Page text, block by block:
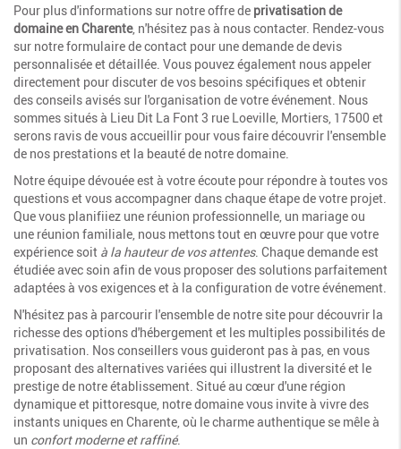
Pour plus d'informations sur notre offre de privatisation de
domaine en Charente, n'hésitez pas à nous contacter. Rendez-vous
sur notre formulaire de contact pour une demande de devis
personnalisée et détaillée. Vous pouvez également nous appeler
directement pour discuter de vos besoins spécifiques et obtenir
des conseils avisés sur l'organisation de votre événement. Nous
sommes situés à Lieu Dit La Font 3 rue Loeville, Mortiers, 17500 et
serons ravis de vous accueillir pour vous faire découvrir l'ensemble
de nos prestations et la beauté de notre domaine.
Notre équipe dévouée est à votre écoute pour répondre à toutes vos
questions et vous accompagner dans chaque étape de votre projet.
Que vous planifiiez une réunion professionnelle, un mariage ou
une réunion familiale, nous mettons tout en œuvre pour que votre
expérience soit à la hauteur de vos attentes. Chaque demande est
étudiée avec soin afin de vous proposer des solutions parfaitement
adaptées à vos exigences et à la configuration de votre événement.
N'hésitez pas à parcourir l'ensemble de notre site pour découvrir la
richesse des options d'hébergement et les multiples possibilités de
privatisation. Nos conseillers vous guideront pas à pas, en vous
proposant des alternatives variées qui illustrent la diversité et le
prestige de notre établissement. Situé au cœur d'une région
dynamique et pittoresque, notre domaine vous invite à vivre des
instants uniques en Charente, où le charme authentique se mêle à
un confort moderne et raffiné.